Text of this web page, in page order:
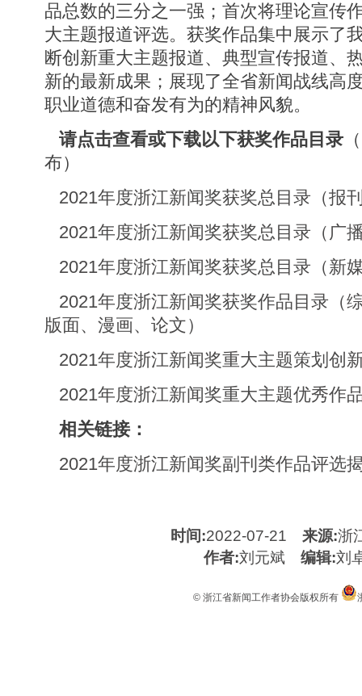
品总数的三分之一强；首次将理论宣传
大主题报道评选。获奖作品集中展示了
断创新重大主题报道、典型宣传报道、
新的最新成果；展现了全省新闻战线高
职业道德和奋发有为的精神风貌。
请点击查看或下载以下获奖作品目录
布）
2021年度浙江新闻奖获奖总目录（报
2021年度浙江新闻奖获奖总目录（广
2021年度浙江新闻奖获奖总目录（新
2021年度浙江新闻奖获奖作品目录（
版面、漫画、论文）
2021年度浙江新闻奖重大主题策划创
2021年度浙江新闻奖重大主题优秀作
相关链接：
2021年度浙江新闻奖副刊类作品评选
时间:2022-07-21来源:浙
作者:刘元斌 编辑:刘
© 浙江省新闻工作者协会版权所有